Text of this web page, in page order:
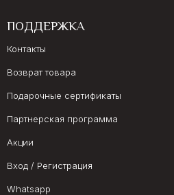
ПОДДЕРЖКА
Контакты
Возврат товара
Подарочные сертификаты
Партнерская программа
Акции
Вход / Регистрация
Whatsapp